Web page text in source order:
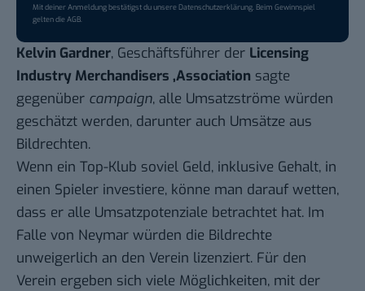
Mit deiner Anmeldung bestätigst du unsereDatenschutzerklärung. Beim Gewinnspiel
gelten dieAGB.
Kelvin Gardner, Geschäftsführer der Licensing
Industry Merchandisers ‚Association sagte
gegenüber campaign, alle Umsatzströme würden
geschätzt werden, darunter auch Umsätze aus
Bildrechten.
Wenn ein Top-Klub soviel Geld, inklusive Gehalt, in
einen Spieler investiere, könne man darauf wetten,
dass er alle Umsatzpotenziale betrachtet hat. Im
Falle von Neymar würden die Bildrechte
unweigerlich an den Verein lizenziert. Für den
Verein ergeben sich viele Möglichkeiten, mit der